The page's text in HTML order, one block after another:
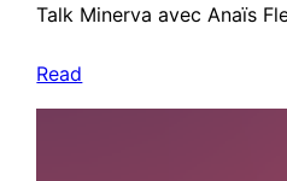
Talk Minerva avec Anaïs
Read